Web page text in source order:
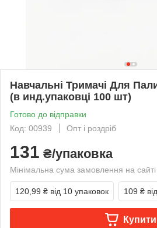
Навчальні Тримачі Для
(в инд.упаковці 100 шт)
Готово до відправки
Код: 00939
Опт і роздріб
131 ₴/упаковка
Мінімальна сума замовлення на
120,99 ₴ від 10 упаковок 109 ₴
Купити